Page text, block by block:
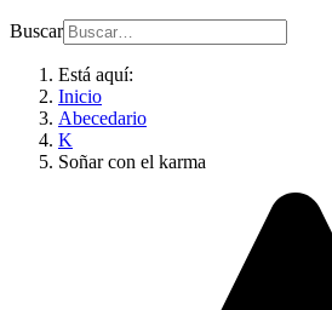
Buscar
Está aquí:
Inicio
Abecedario
K
Soñar con el karma